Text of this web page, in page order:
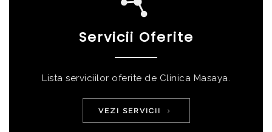
Servicii Oferite
Lista serviciilor oferite de Clinica Masaya.
VEZI SERVICII